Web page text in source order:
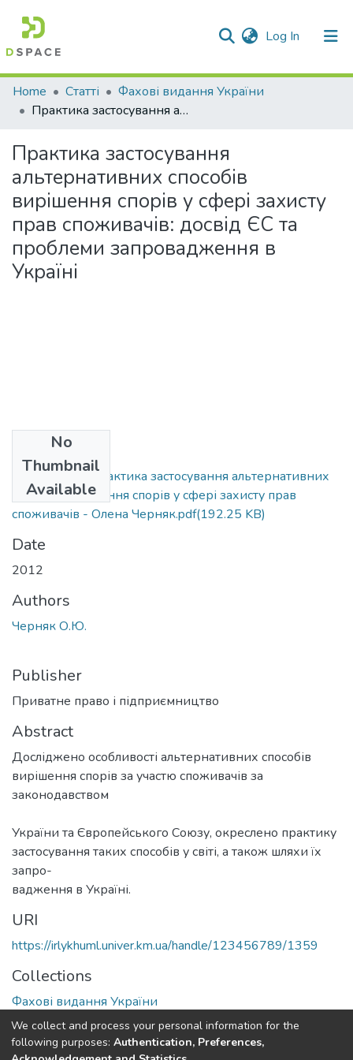
Log In (current)
Communities & Collections
All of DSpace
Statistics
Home Статті
Фахові видання України
Практика застосування альтернативних способів вирішення спорів у сфері захисту прав споживачів: досвід ЄС та проблеми запровадження в Україні
Практика застосування
альтернативних способів
вирішення спорів у сфері захисту
прав споживачів: досвід ЄС та
проблеми запровадження в
Україні
No
Thumbnail
Available
Черняк О.Ю. Практика застосування альтернативних
способів вирішення спорів у сфері захисту прав
споживачів - Олена Черняк.pdf(192.25 KB)
Date
2012
Authors
Черняк О.Ю.
Publisher
Приватне право і підприємництво
Abstract
Досліджено особливості альтернативних способів
вирішення спорів за участю споживачів за
законодавством
України та Європейського Союзу, окреслено практику
застосування таких способів у світі, а також шляхи їх
запро-
вадження в Україні.
URI
https://irlykhuml.univer.km.ua/handle/123456789/1359
Collections
Фахові видання України
Full item page
We collect and process your personal information for the
following purposes: Authentication, Preferences,